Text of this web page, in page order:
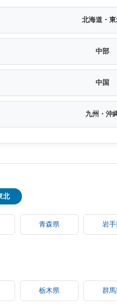
北海道・
中部
中国
九州・沖
北
青森県 岩
栃木県 群